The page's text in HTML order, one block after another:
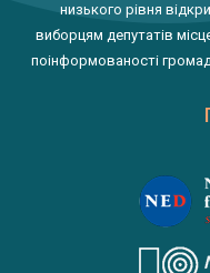
низького рівня
виборцям депутатів
поінформованості